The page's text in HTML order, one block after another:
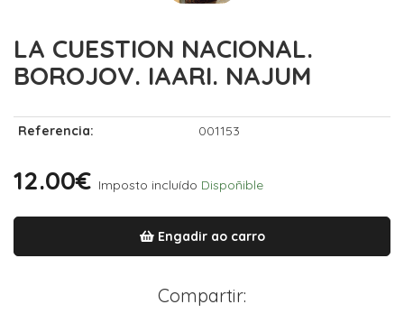
LA CUESTION NACIONAL.
BOROJOV. IAARI. NAJUM
Referencia: 001153
12.00€ Imposto incluído Dispoñible
Engadir ao carro
Compartir: